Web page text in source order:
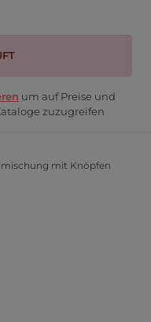
um auf Preise und
zuzugreifen
mit Knöpfen